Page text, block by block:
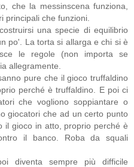
che la messinscena funziona,
principali che funzioni.
una specie di equilibrio
po'. La torta si allarga e chi si è
le regole (non importa se
allegramente.
pure che il gioco truffaldino
perché è truffaldino. E poi ci
che vogliono soppiantare o
giocatori che ad un certo punto
il gioco in atto, proprio perché è
il banco. Roba da squali
diventa sempre più difficile